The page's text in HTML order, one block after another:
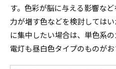
す。色彩が脳に与える影響な
力が増す色などを検討しては
に集中したい場合は、単色系の
電灯も昼白色タイプのものがお